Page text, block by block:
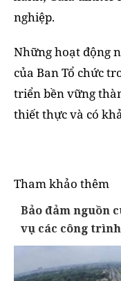
nghiệp.
Những hoạt động
của Ban Tổ chức
triển bền vững
thiết thực và có
Tham khảo thêm
Bảo đảm nguồn
vụ các công